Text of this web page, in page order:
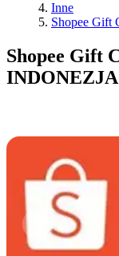
Inne
Shopee Gift
Shopee Gift
INDONEZJA